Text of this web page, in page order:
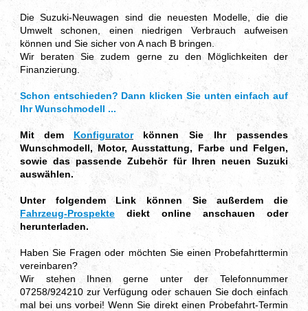
Die Suzuki-Neuwagen sind die neuesten Modelle, die die
Umwelt schonen, einen niedrigen Verbrauch aufweisen
können und Sie sicher von A nach B bringen.
Wir beraten Sie zudem gerne zu den Möglichkeiten der
Finanzierung.
Schon entschieden? Dann klicken Sie unten einfach auf
Ihr Wunschmodell ...
Mit dem Konfigurator
können Sie Ihr passendes
Wunschmodell, Motor, Ausstattung, Farbe und Felgen,
sowie das passende Zubehör für Ihren neuen Suzuki
auswählen.
Unter folgendem Link können Sie außerdem die
Fahrzeug-Prospekte
diekt online anschauen oder
herunterladen.
Haben Sie Fragen oder möchten Sie einen Probefahrttermin
vereinbaren?
Wir stehen Ihnen gerne unter der Telefonnummer
07258/924210 zur Verfügung oder schauen Sie doch einfach
mal bei uns vorbei! Wenn Sie direkt einen Probefahrt-Termin